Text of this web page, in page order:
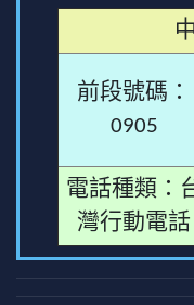
前段號碼：
0905
電話種類：
灣行動電話